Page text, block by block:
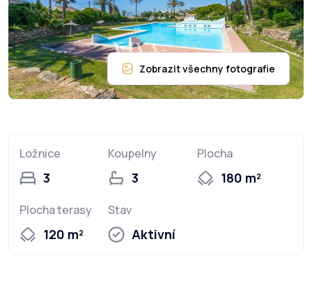
Ložnice
3
Koupelny
3
Plocha
180 m²
Plocha terasy
120 m²
Stav
Aktivní